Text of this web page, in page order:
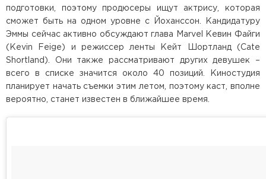
подготовки, поэтому продюсеры ищут актрису, которая
сможет быть на одном уровне с Йоханссон. Кандидатуру
Эммы сейчас активно обсуждают глава Marvel Кевин Файги
(Kevin Feige) и режиссер ленты Кейт Шортланд (Cate
Shortland). Они также рассматривают других девушек –
всего в списке значится около 40 позиций. Киностудия
планирует начать съемки этим летом, поэтому каст, вполне
вероятно, станет известен в ближайшее время.